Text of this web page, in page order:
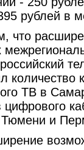
рублей в
что
количество
ТВ в
цифрового
Тюмени и